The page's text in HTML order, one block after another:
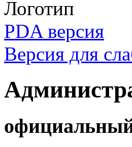
PDA версия
Версия для